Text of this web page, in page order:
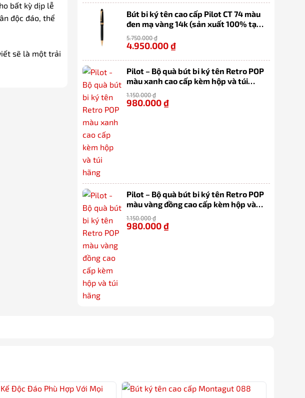
bất kỳ dịp lễ
độc đáo, thể
sẽ là một trải
Bút bi ký tên cao cấp Pilot CT 74 màu
đen mạ vàng 14k (sản xuất 100% tại
Nhật Bản)
5.750.000₫
4.950.000₫
Pilot – Bộ quà bút bi ký tên Retro POP
màu xanh cao cấp kèm hộp và túi
hãng
1.150.000₫
980.000₫
Pilot – Bộ quà bút bi ký tên Retro POP
màu vàng đồng cao cấp kèm hộp và
túi hãng
1.150.000₫
980.000₫